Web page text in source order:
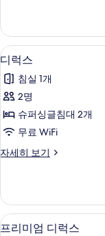
보
기
자
세
히
보
기
디
럭
스
사
진
두
기
7
디럭스
침실 1개
2명
슈퍼싱글침대 2개
무료 WiFi
자세히 보기
디
세
히
보
프8
프리미엄 디럭스